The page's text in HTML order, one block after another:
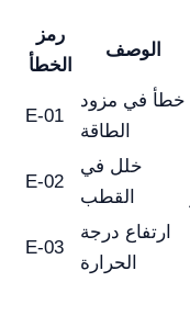
رمز
الخطأ
الوصف
E-01
خطأ في مزود
الطاقة
E-02
خلل في
القطب
E-03
ارتفاع درجة
الحرارة